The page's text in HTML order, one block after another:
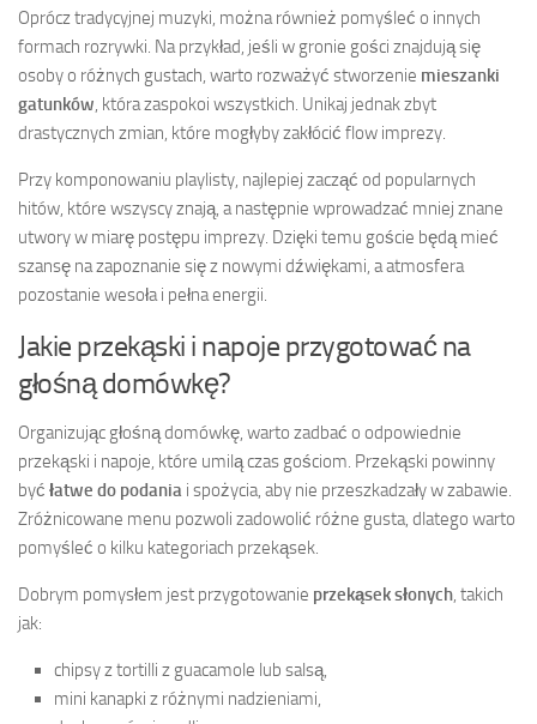
Oprócz tradycyjnej muzyki, można również pomyśleć o innych
formach rozrywki. Na przykład, jeśli w gronie gości znajdują się
osoby o różnych gustach, warto rozważyć stworzenie mieszanki
gatunków, która zaspokoi wszystkich. Unikaj jednak zbyt
drastycznych zmian, które mogłyby zakłócić flow imprezy.
Przy komponowaniu playlisty, najlepiej zacząć od popularnych
hitów, które wszyscy znają, a następnie wprowadzać mniej znane
utwory w miarę postępu imprezy. Dzięki temu goście będą mieć
szansę na zapoznanie się z nowymi dźwiękami, a atmosfera
pozostanie wesoła i pełna energii.
Jakie przekąski i napoje przygotować na
głośną domówkę?
Organizując głośną domówkę, warto zadbać o odpowiednie
przekąski i napoje, które umilą czas gościom. Przekąski powinny
być łatwe do podania i spożycia, aby nie przeszkadzały w zabawie.
Zróżnicowane menu pozwoli zadowolić różne gusta, dlatego warto
pomyśleć o kilku kategoriach przekąsek.
Dobrym pomysłem jest przygotowanie przekąsek słonych, takich
jak:
chipsy z tortilli z guacamole lub salsą,
mini kanapki z różnymi nadzieniami,